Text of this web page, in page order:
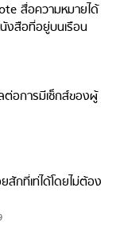
สื่อความหมายได้
งสือที่อยู่บนเรือน
อการมีเซ็กส์ของผู้
กที่เท่ได้โดยไม่ต้อง